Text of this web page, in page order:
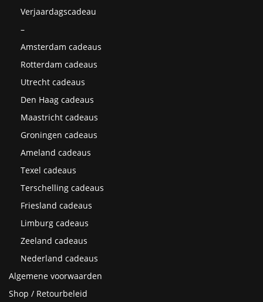
Verjaardagscadeau
–
Amsterdam cadeaus
Rotterdam cadeaus
Utrecht cadeaus
Den Haag cadeaus
Maastricht cadeaus
Groningen cadeaus
Ameland cadeaus
Texel cadeaus
Terschelling cadeaus
Friesland cadeaus
Limburg cadeaus
Zeeland cadeaus
Nederland cadeaus
Algemene voorwaarden
Shop / Retourbeleid